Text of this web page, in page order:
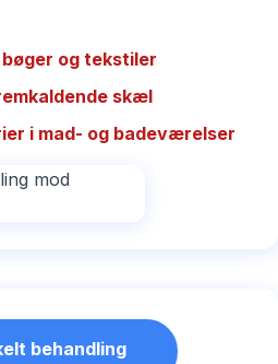
og tekstiler
skæl
i mad- og badeværelser
behandling